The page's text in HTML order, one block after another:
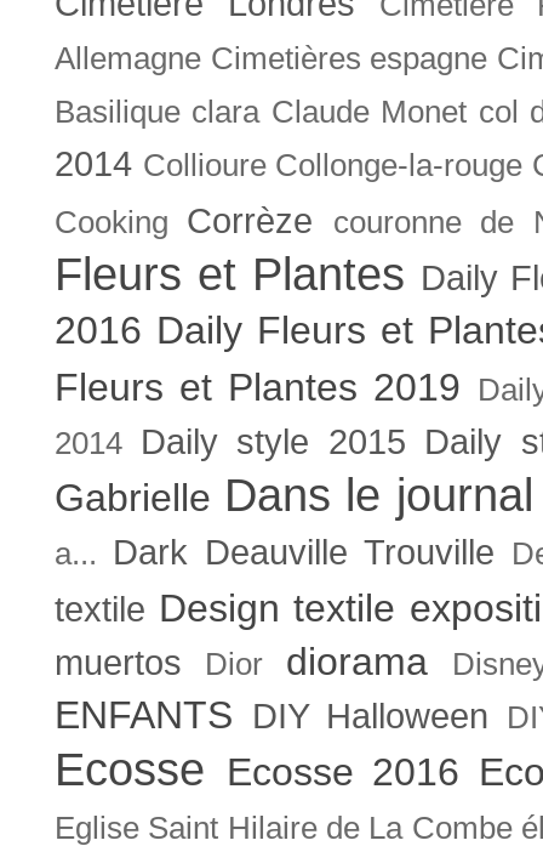
Allemagne Cimetières espagne
Basilique clara Claude Monet col
2014 Collioure Collonge-la-rouge
Cooking
Corrèze couronne de
Fleurs et Plantes Daily
2016 Daily Fleurs et
Fleurs et Plantes 2019
2014
Daily style 2015 Daily
Gabrielle Dans le journal
a... Dark Deauville Trouville
textile Design textile
muertos Dior diorama
ENFANTS DIY Halloween
Ecosse Ecosse 2016
Eglise Saint Hilaire de La Combe